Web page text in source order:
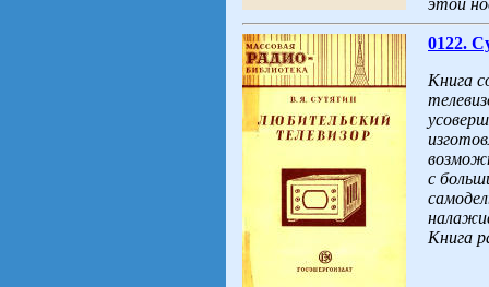
этой
0122.
Книга
с
Книга